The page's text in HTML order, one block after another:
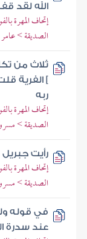
الله لقد
إتحاف المهرة
الصديقة >
ثلاث من
] الفرية
ربه
إتحاف المهرة
الصديقة >
رأيت
إتحاف المهرة
الصديقة >
في قوله
عند سدرة